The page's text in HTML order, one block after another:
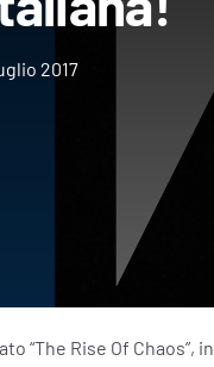
2017
“The Rise Of Chaos”, in